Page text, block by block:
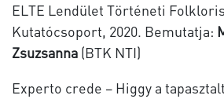
ELTE Lendület Történeti
Kutatócsoport, 2020. Bemutatja:
Zsuzsanna (BTK NTI)
Experto crede – Higgy a